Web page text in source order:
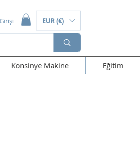
EUR (€)
Konsinye Makine Eğitim